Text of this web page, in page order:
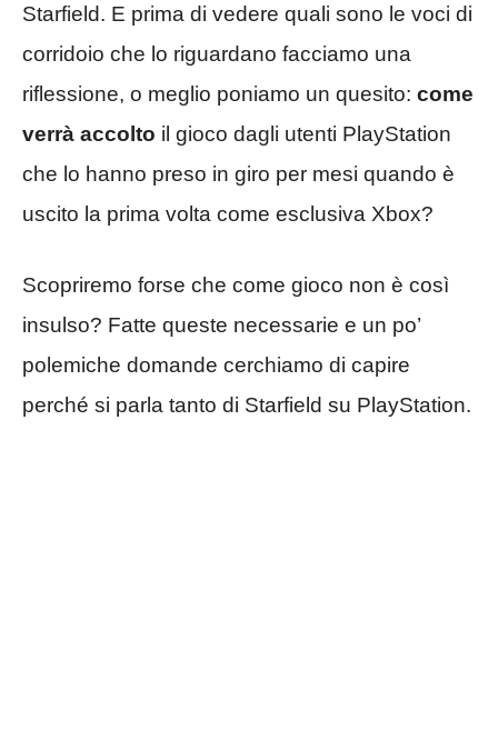
Starfield. E prima di vedere quali sono le voci di
corridoio che lo riguardano facciamo una
riflessione, o meglio poniamo un quesito: come
verrà accolto il gioco dagli utenti PlayStation
che lo hanno preso in giro per mesi quando è
uscito la prima volta come esclusiva Xbox?
Scopriremo forse che come gioco non è così
insulso? Fatte queste necessarie e un po’
polemiche domande cerchiamo di capire
perché si parla tanto di Starfield su PlayStation.